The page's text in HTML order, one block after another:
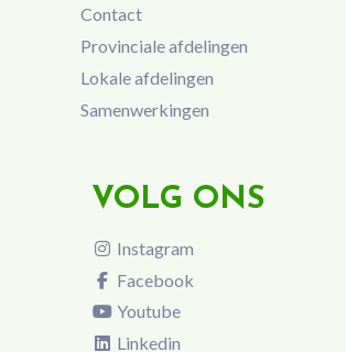
Contact
Provinciale afdelingen
Lokale afdelingen
Samenwerkingen
VOLG ONS
Instagram
Facebook
Youtube
Linkedin